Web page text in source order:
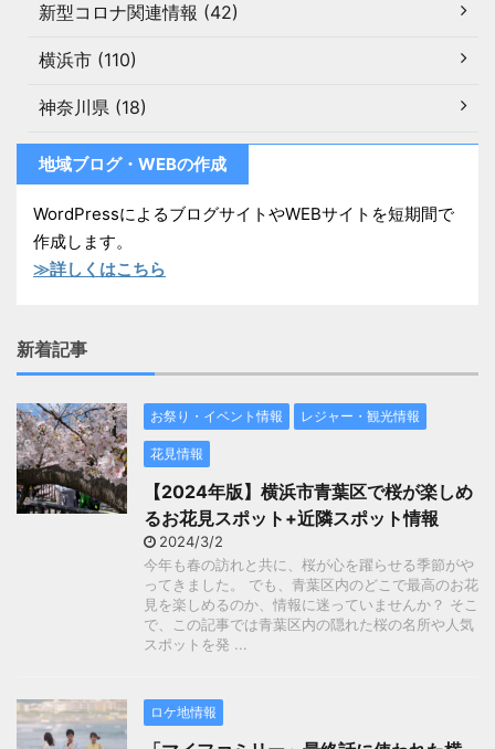
新型コロナ関連情報 (42)
横浜市 (110)
神奈川県 (18)
地域ブログ・WEBの作成
WordPressによるブログサイトやWEBサイトを短期間で
作成します。
≫詳しくはこちら
新着記事
お祭り・イベント情報 レジャー・観光情報
花見情報
【2024年版】横浜市青葉区で桜が楽しめ
るお花見スポット+近隣スポット情報
2024/3/2
今年も春の訪れと共に、桜が心を躍らせる季節がや
ってきました。 でも、青葉区内のどこで最高のお花
見を楽しめるのか、情報に迷っていませんか？ そこ
で、この記事では青葉区内の隠れた桜の名所や人気
スポットを発 ...
ロケ地情報